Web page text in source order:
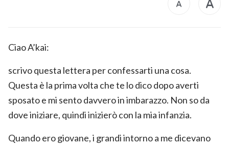
Ciao A’kai:
scrivo questa lettera per confessarti una cosa.
Questa è la prima volta che te lo dico dopo averti
sposato e mi sento davvero in imbarazzo. Non so da
dove iniziare, quindi inizierò con la mia infanzia.
Quando ero giovane, i grandi intorno a me dicevano